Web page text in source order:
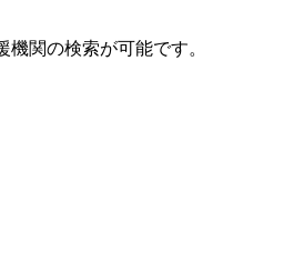
機関の検索が可能です。